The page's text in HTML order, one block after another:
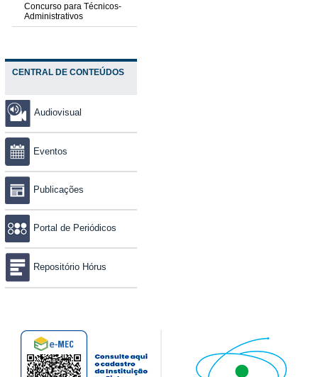
Concurso para Técnicos-
Administrativos
CENTRAL DE CONTEÚDOS
Audiovisual
Eventos
Publicações
Portal de Periódicos
Repositório Hórus